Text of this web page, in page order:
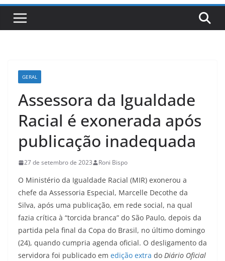
GERAL
Assessora da Igualdade
Racial é exonerada após
publicação inadequada
27 de setembro de 2023 Roni Bispo
O Ministério da Igualdade Racial (MIR) exonerou a
chefe da Assessoria Especial, Marcelle Decothe da
Silva, após uma publicação, em rede social, na qual
fazia crítica à “torcida branca” do São Paulo, depois da
partida pela final da Copa do Brasil, no último domingo
(24), quando cumpria agenda oficial. O desligamento da
servidora foi publicado em edição extra do Diário Oficial